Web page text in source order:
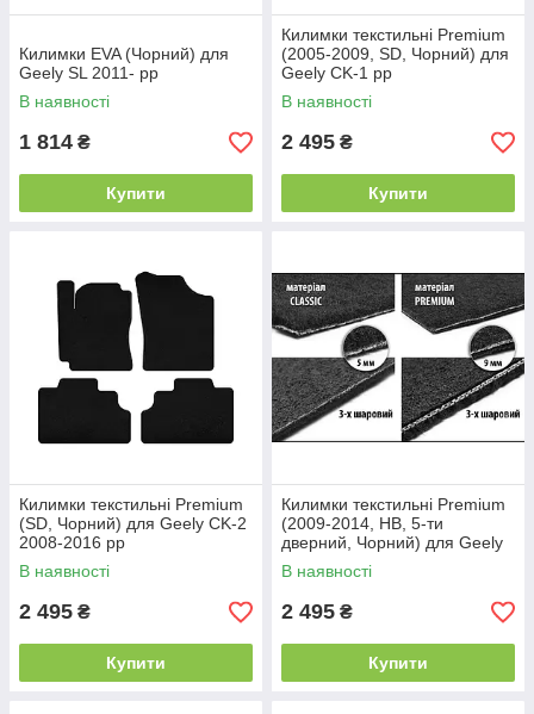
Килимки EVA (Чорний) для
Geely SL 2011- рр
В наявності
1 814 ₴
Купити
Килимки текстильні Premium
(2005-2009, SD, Чорний) для
Geely CK-1 рр
В наявності
2 495 ₴
Купити
Килимки текстильні Premium
(SD, Чорний) для Geely CK-2
2008-2016 рр
В наявності
2 495 ₴
Купити
Килимки текстильні Premium
(2009-2014, HB, 5-ти
дверний, Чорний) для Geely
Emgrand EC7 2009- рр
В наявності
2 495 ₴
Купити